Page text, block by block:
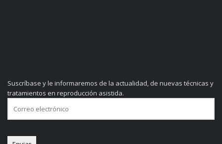
Suscríbase y le informaremos de la actualidad, de nuevas técnicas y
tratamientos en reproducción asistida.